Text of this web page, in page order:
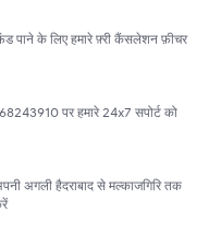
पाने के लिए हमारे फ़्री कैंसलेशन फ़ीचर
पर हमारे 24x7 सपोर्ट को
अगली हैदराबाद से मल्काजगिरि तक